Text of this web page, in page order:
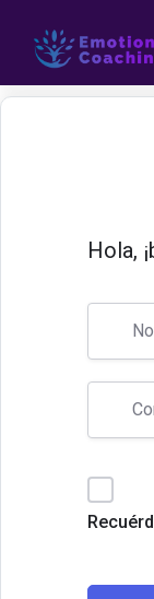
Hola,